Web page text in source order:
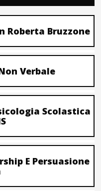
Roberta Bruzzone
Verbale
Scolastica
E Persuasione